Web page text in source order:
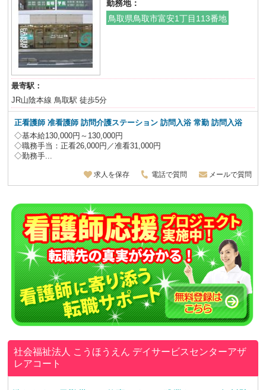
勤務地：
鳥取県鳥取市富安1丁目113番地
最寄駅：
JR山陰本線 鳥取駅 徒歩5分
正看護師 准看護師 訪問介護ステーション 訪問入浴 常勤 訪問入浴
◇基本給130,000円～130,000円
◇職務手当：正看26,000円／准看31,000円
◇勤務手...
求人を保存 電話で質問 メールで質問
社会福祉法人 こうほうえん デイサービスセンターアザ
レアコート